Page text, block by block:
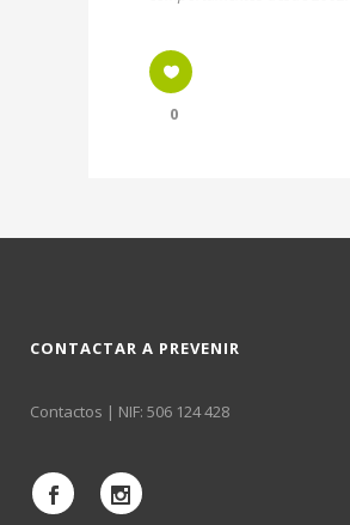
0
CONTACTAR A PREVENIR
Contactos | NIF: 506 124 428